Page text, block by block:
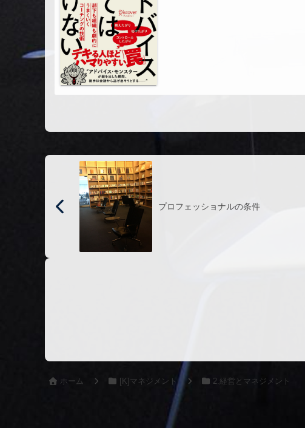
プロフェッショナルの条件
ホーム [K]マネジメント 2.経営とマネジメント